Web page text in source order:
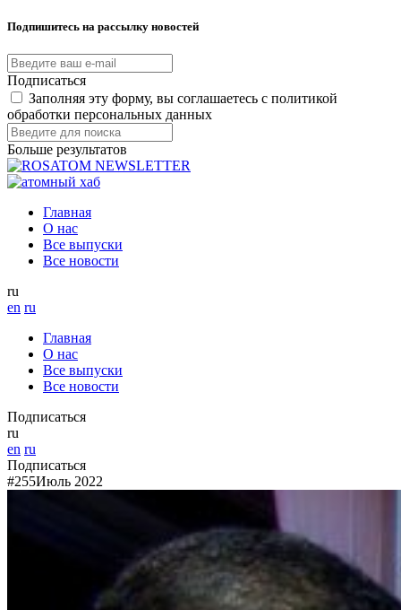
Подпишитесь на рассылку новостей
Подписаться
Заполняя эту форму, вы соглашаетесь с политикой
обработки персональных данных
Больше результатов
Главная
О нас
Все выпуски
Все новости
ru
en ru
Главная
О нас
Все выпуски
Все новости
Подписаться
ru
en ru
Подписаться
#255Июль 2022